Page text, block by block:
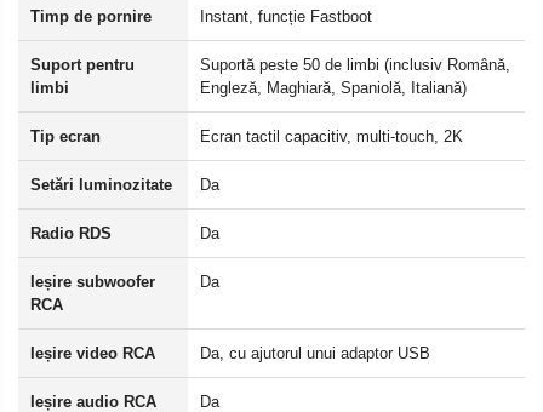
Timp de pornire Instant, funcție Fastboot
Suport pentru
limbi
Suportă peste 50 de limbi (inclusiv Română,
Engleză, Maghiară, Spaniolă, Italiană)
Tip ecran Ecran tactil capacitiv, multi-touch, 2K
Setări luminozitate Da
Radio RDS Da
Ieșire subwoofer
RCA
Da
Ieșire video RCA Da, cu ajutorul unui adaptor USB
Ieșire audio RCA Da